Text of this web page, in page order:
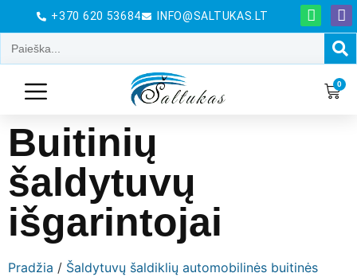
+370 620 53684 INFO@SALTUKAS.LT
0
Buitinių
šaldytuvų
išgarintojai
Pradžia / Šaldytuvų šaldiklių automobilinės buitinės